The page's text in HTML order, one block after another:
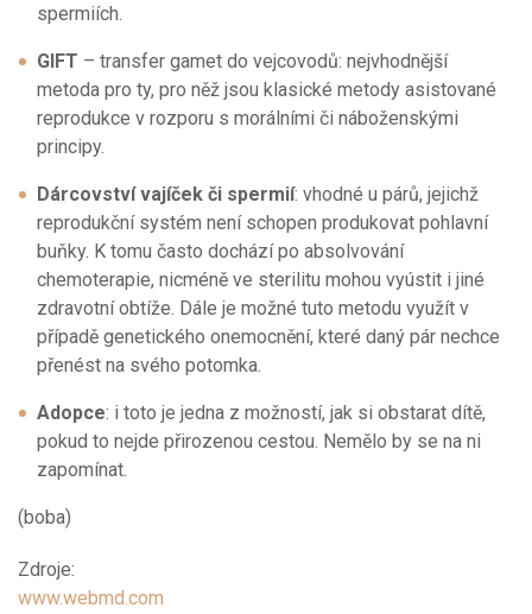
spermiích.
GIFT – transfer gamet do vejcovodů: nejvhodnější
metoda pro ty, pro něž jsou klasické metody asistované
reprodukce v rozporu s morálními či náboženskými
principy.
Dárcovství vajíček či spermií: vhodné u párů, jejichž
reprodukční systém není schopen produkovat pohlavní
buňky. K tomu často dochází po absolvování
chemoterapie, nicméně ve sterilitu mohou vyústit i jiné
zdravotní obtíže. Dále je možné tuto metodu využít v
případě genetického onemocnění, které daný pár nechce
přenést na svého potomka.
Adopce: i toto je jedna z možností, jak si obstarat dítě,
pokud to nejde přirozenou cestou. Nemělo by se na ni
zapomínat.
(boba)
Zdroje:
www.webmd.com